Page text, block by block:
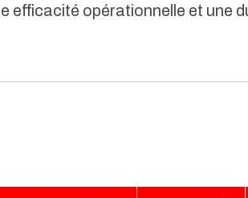
opérationnelle et une